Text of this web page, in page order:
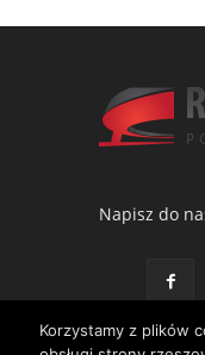
Napisz do
Korzystamy z plików